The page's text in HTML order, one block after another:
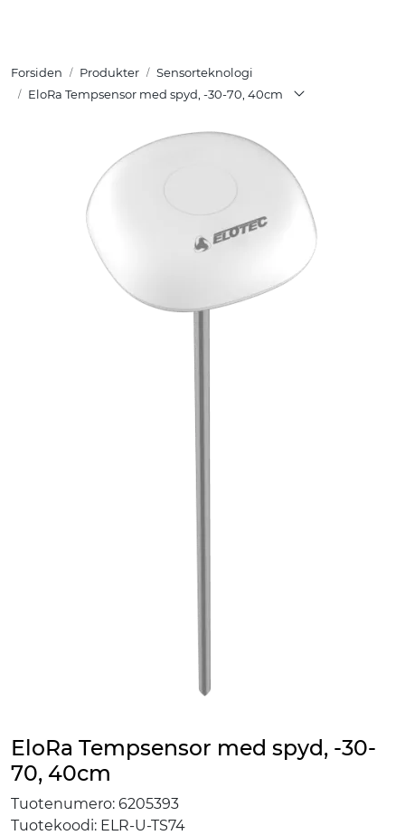
Forsiden Produkter
Sensorteknologi
EloRa Tempsensor med spyd, -30-70, 40cm
EloRa Tempsensor med spyd, -30-
70, 40cm
Tuotenumero: 6205393
Tuotekoodi: ELR-U-TS74
Tuotteet
YHTEYSTIEDOT
Verkkokauppa